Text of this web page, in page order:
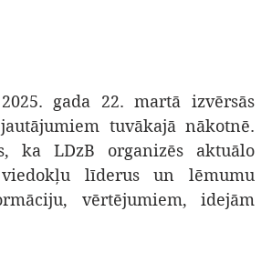
gada 22. martā izvērsās
tuvākajā nākotnē.
ka LDzB organizēs aktuālo
līderus un lēmumu
vērtējumiem, idejām